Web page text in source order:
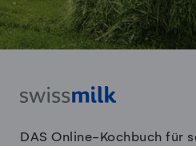
DAS Online-Kochbuch für